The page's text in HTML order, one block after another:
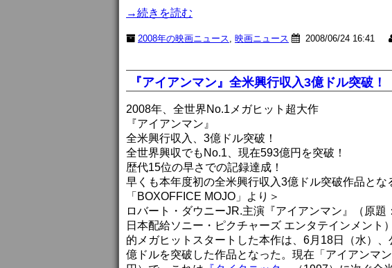
→続きを読む
2008年の映画ニュース 映画ニュース 2008/06/24 16:41
『アイアンマン』全米興行収入3億ドル突破！
2008年、全世界No.1メガヒット超大作
『アイアンマン』
全米興行収入、3億ドル突破！
全世界興収でもNo.1、現在593億円を突破！
歴代15位の早さでの記録達成！
早くも本年度初の全米興行収入3億ドル突破作品とな
「BOXOFFICE MOJO」より＞
ロバート・ダウニーJR.主演『アイアンマン』（原
日本配給ソニー・ピクチャーズ エンタテインメント
的メガヒットスタートした本作は、6月18日（水）
億ドルを突破した作品となった。現在「アイアンマ